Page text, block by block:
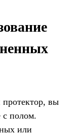
протектор, вы
с полом.
или